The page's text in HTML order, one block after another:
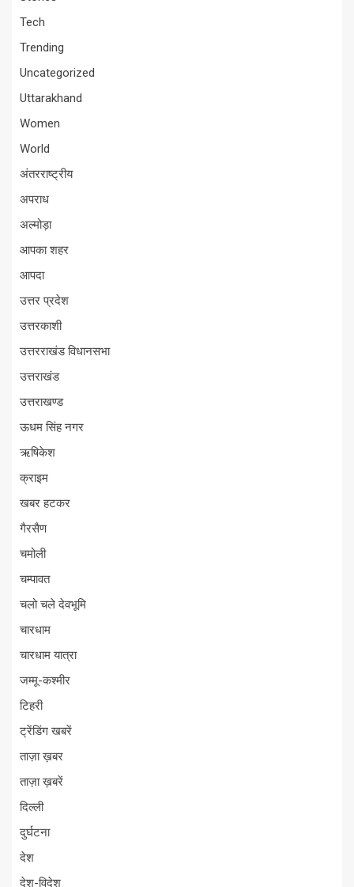
Tech
Trending
Uncategorized
Uttarakhand
Women
World
अंतरराष्ट्रीय
अपराध
अल्मोड़ा
आपका शहर
आपदा
उत्तर प्रदेश
उत्तरकाशी
उत्तरराखंड विधानसभा
उत्तराखंड
उत्तराखण्ड
ऊधम सिंह नगर
ऋषिकेश
क्राइम
खबर हटकर
गैरसैण
चमोली
चम्पावत
चलो चले देवभूमि
चारधाम
चारधाम यात्रा
जम्मू-कश्मीर
टिहरी
ट्रेंडिंग खबरें
ताज़ा ख़बर
ताज़ा ख़बरें
दिल्ली
दुर्घटना
देश
देश-विदेश